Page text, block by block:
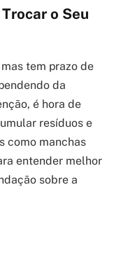
o Seu
tem prazo de
da
é hora de
resíduos e
como manchas
entender melhor
sobre a